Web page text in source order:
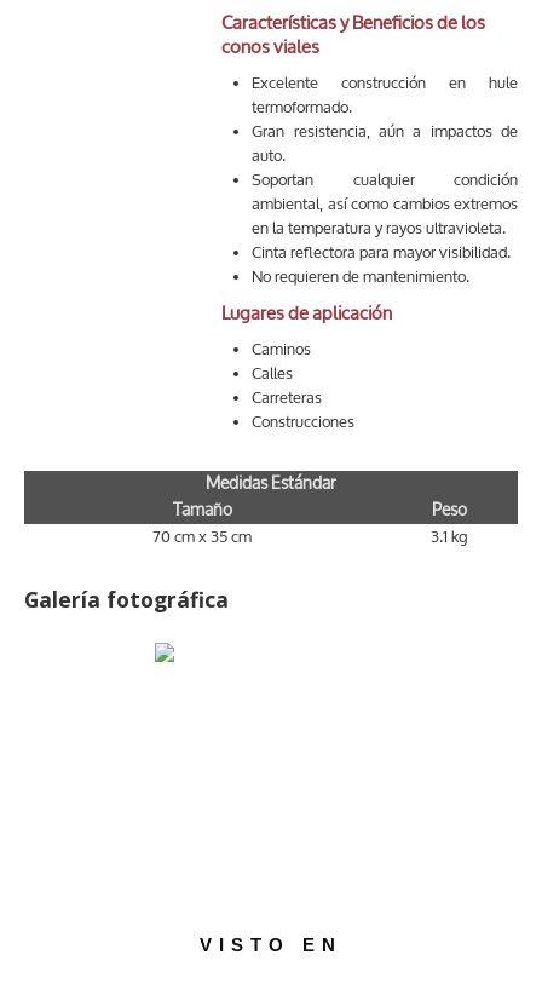
Características y Beneficios de los
conos viales
Excelente construcción en hule
termoformado.
Gran resistencia, aún a impactos de
auto.
Soportan cualquier condición
ambiental, así como cambios extremos
en la temperatura y rayos ultravioleta.
Cinta reflectora para mayor visibilidad.
No requieren de mantenimiento.
Lugares de aplicación
Caminos
Calles
Carreteras
Construcciones
Medidas Estándar
Tamaño
Peso
70 cm x 35 cm 3.1 kg
Galería fotográfica
VISTO EN